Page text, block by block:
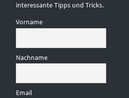
interessante Tipps und Tricks.
Vorname
Nachname
Email